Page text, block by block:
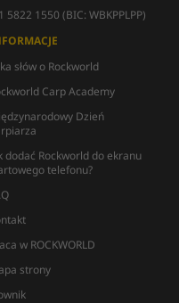
1550 (BIC: WBKPPLPP)
słów o Rockworld
Carp Academy
Dzień
dodać Rockworld do ekranu
telefonu?
w ROCKWORLD
strony